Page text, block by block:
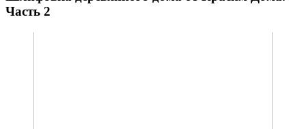
Часть 2